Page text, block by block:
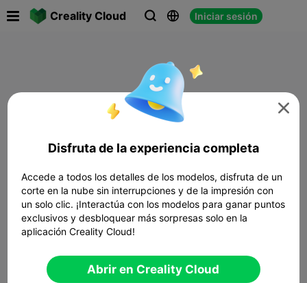
Creality Cloud   Iniciar sesión

Disfruta de la experiencia completa
Accede a todos los detalles de los modelos, disfruta de un
corte en la nube sin interrupciones y de la impresión con
un solo clic. ¡Interactúa con los modelos para ganar puntos
exclusivos y desbloquear más sorpresas solo en la
aplicación Creality Cloud!
Abrir en Creality Cloud